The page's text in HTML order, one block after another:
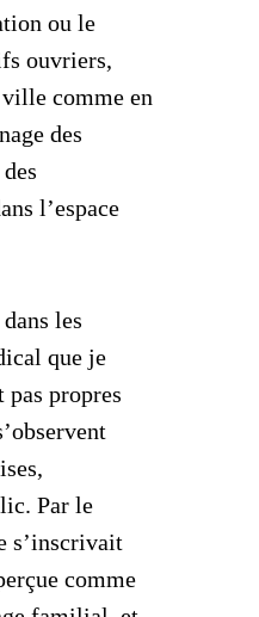
ou le
ouvriers,
comme en
des
l’espace
les
que je
propres
Par le
s’inscrivait
comme